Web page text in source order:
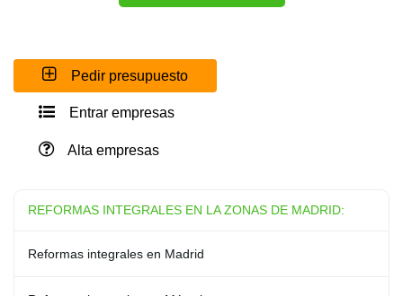
Pedir presupuesto
Entrar empresas
Alta empresas
REFORMAS INTEGRALES EN LA ZONAS DE MADRID:
Reformas integrales en Madrid